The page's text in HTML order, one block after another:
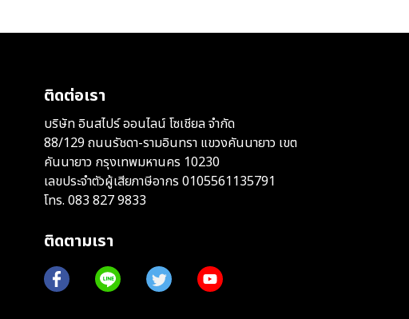
ติดต่อเรา
บริษัท อินสไปร์ ออนไลน์ โซเชียล จำกัด
88/129 ถนนรัชดา-รามอินทรา แขวงคันนายาว เขต
คันนายาว กรุงเทพมหานคร 10230
เลขประจำตัวผู้เสียภาษีอากร 0105561135791
โทร. 083 827 9833
ติดตามเรา